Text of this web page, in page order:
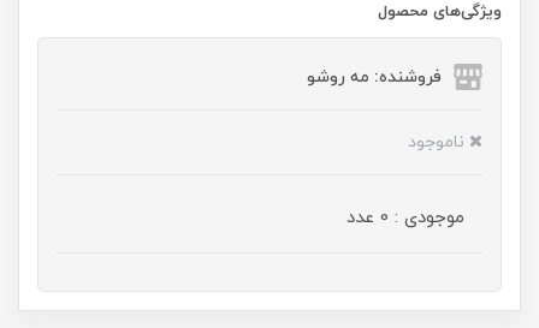
ویژگی‌های محصول
فروشنده: مه رو‌شو
ناموجود
موجودی : 0 عدد